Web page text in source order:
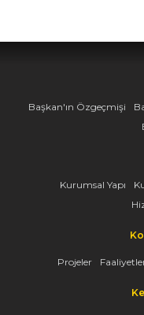
Başkan'ın Özgeçmişi
Kurumsal Yapı
Projeler